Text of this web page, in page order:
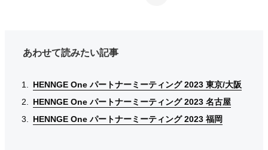
あわせて読みたい記事
HENNGE One パートナーミーティング 2023 東京/大阪
HENNGE One パートナーミーティング 2023 東京/大阪
HENNGE One パートナーミーティング 2023 東京/大阪
HENNGE One パートナーミーティング 2023 名古屋
HENNGE One パートナーミーティング 2023 名古屋
HENNGE One パートナーミーティング 2023 名古屋
HENNGE One パートナーミーティング 2023 福岡
HENNGE One パートナーミーティング 2023 福岡
HENNGE One パートナーミーティング 2023 福岡